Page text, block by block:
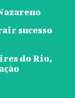
sucesso
do Rio,